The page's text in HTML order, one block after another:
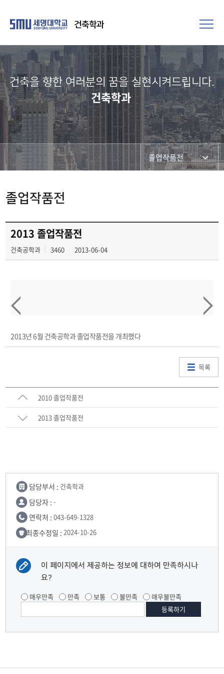
건축학과
건축을 향한 여러분의 꿈을 실현시켜드립니다.​
건축학과
졸업작품전
졸업작품전
2013 졸업작품전
건축공학과 3460 2013-06-04
2013년 6월 건축공학과 졸업작품전을 개최했다
목록
2010 졸업작품전
2013 졸업작품전
담당부서 : 건축학과
담당자 : -
연락처 : 043-649-1328
최종수정일 : 2024-10-26
이 페이지에서 제공하는 정보에 대하여 만족하시나
요?
매우만족 만족 보통 불만족 매우불만족